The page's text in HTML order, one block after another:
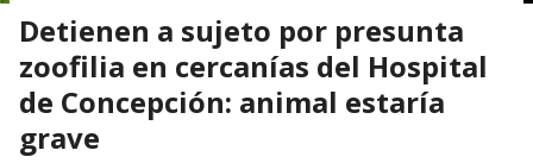
Detienen a sujeto por presunta
zoofilia en cercanías del Hospital
de Concepción: animal estaría
grave